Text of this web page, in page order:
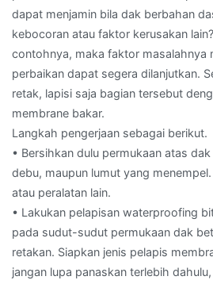
dapat menjamin bila dak berbahan
kebocoran atau faktor kerusakan
contohnya, maka faktor masalahnya
perbaikan dapat segera dilanjutkan.
retak, lapisi saja bagian tersebut
membrane bakar.
Langkah pengerjaan sebagai berikut.
• Bersihkan dulu permukaan atas
debu, maupun lumut yang
atau peralatan lain.
• Lakukan pelapisan waterproofing
pada sudut-sudut permukaan dak
retakan. Siapkan jenis pelapis
jangan lupa panaskan terlebih